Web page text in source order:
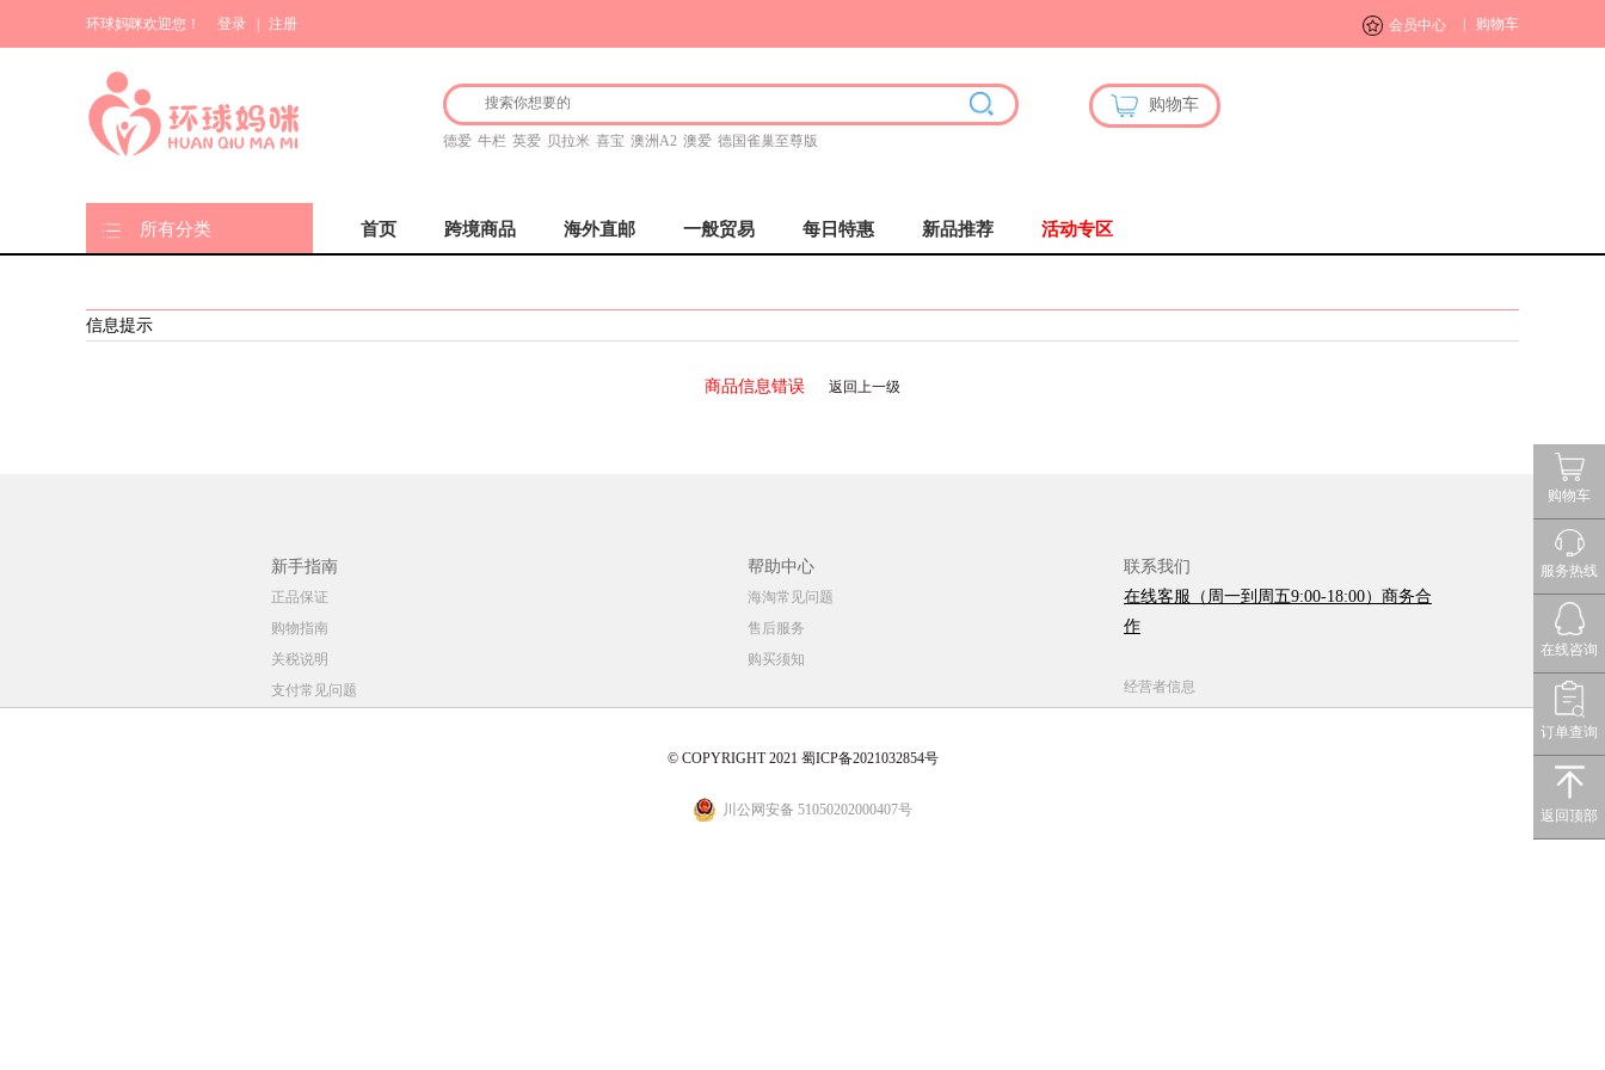
购物车
服务热线
在线咨询
订单查询
返回顶部
环球妈咪欢迎您！ 登录 注册 会员中心 购物车
德爱 牛栏 英爱 贝拉米 喜宝 澳洲A2 澳爱 德国雀巢至尊版
购物车
所有分类 首页 跨境商品 海外直邮 一般贸易 每日特惠 新品推荐 活动专区
信息提示
商品信息错误 返回上一级
新手指南
正品保证
购物指南
关税说明
支付常见问题
帮助中心
海淘常见问题
售后服务
购买须知
联系我们
在线客服（周一到周五9:00-18:00）商务合
作
经营者信息
© COPYRIGHT 2021 蜀ICP备2021032854号
川公网安备 51050202000407号